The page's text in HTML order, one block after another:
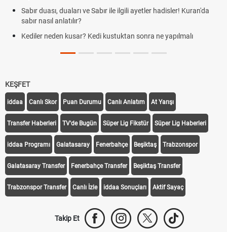
Sabır duası, duaları ve Sabır ile ilgili ayetler hadisler! Kuran'da
sabır nasıl anlatılır?
Kediler neden kusar? Kedi kustuktan sonra ne yapılmalı
KEŞFET
iddaa Canlı Skor Puan Durumu Canlı Anlatım At Yarışı
Transfer Haberleri TV'de Bugün Süper Lig Fikstür Süper Lig Haberleri
iddaa Programı Galatasaray Fenerbahçe Beşiktaş Trabzonspor
Galatasaray Transfer Fenerbahçe Transfer Beşiktaş Transfer
Trabzonspor Transfer Canlı İzle iddaa Sonuçları Aktif Sayaç
Takip Et